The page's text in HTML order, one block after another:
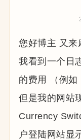
您好博主 又来
我看到一个日
的费用 （例如
但是我的网站
Currency
户登陆网站显